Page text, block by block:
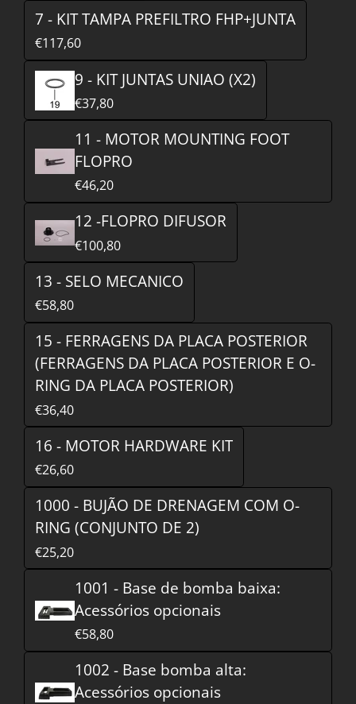
7 - KIT TAMPA PREFILTRO FHP+JUNTA
€117,60
9 - KIT JUNTAS UNIAO (X2)
€37,80
11 - MOTOR MOUNTING FOOT
FLOPRO
€46,20
12 -FLOPRO DIFUSOR
€100,80
13 - SELO MECANICO
€58,80
15 - FERRAGENS DA PLACA POSTERIOR
(FERRAGENS DA PLACA POSTERIOR E O-
RING DA PLACA POSTERIOR)
€36,40
16 - MOTOR HARDWARE KIT
€26,60
1000 - BUJÃO DE DRENAGEM COM O-
RING (CONJUNTO DE 2)
€25,20
1001 - Base de bomba baixa:
Acessórios opcionais
€58,80
1002 - Base bomba alta:
Acessórios opcionais